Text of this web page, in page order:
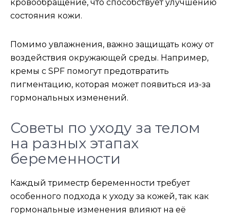
кровообращение, что способствует улучшению
состояния кожи.
Помимо увлажнения, важно защищать кожу от
воздействия окружающей среды. Например,
кремы с SPF помогут предотвратить
пигментацию, которая может появиться из-за
гормональных изменений.
Советы по уходу за телом
на разных этапах
беременности
Каждый триместр беременности требует
особенного подхода к уходу за кожей, так как
гормональные изменения влияют на её